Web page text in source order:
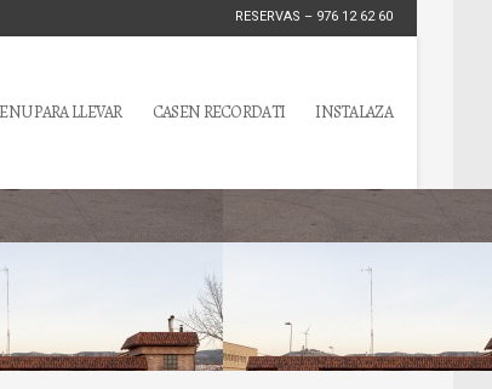
RESERVAS – 976 12 62 60
PARA LLEVAR CASEN RECORDATI INSTALAZA